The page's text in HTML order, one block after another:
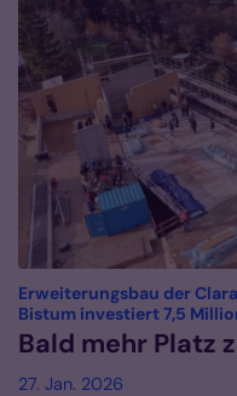
Erweiterungsbau der
Bistum investiert 7,5
Bald mehr Platz
27. Jan. 2026